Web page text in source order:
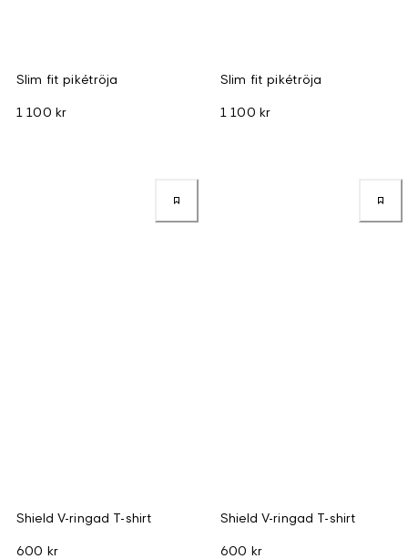
Slim fit pikétröja
1 100 kr
Slim fit pikétröja
1 100 kr
Shield V-ringad T-shirt
600 kr
Shield V-ringad T-shirt
600 kr